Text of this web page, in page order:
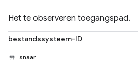
Het te observeren toegangspad.
bestandssysteem-ID
snaar